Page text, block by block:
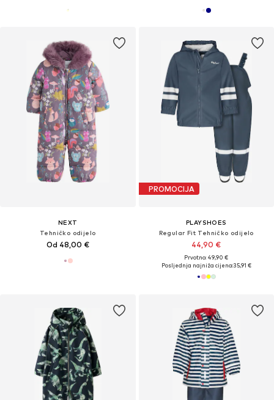
NEXT
Tehničko odijelo
Od 48,00 €
PROMOCIJA
PLAYSHOES
Regular Fit Tehničko odijelo
44,90 €
Prvotno: 49,90 €
Posljednja najniža cijena:35,91 €